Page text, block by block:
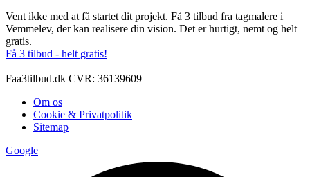
Vent ikke med at få startet dit projekt. Få 3 tilbud fra tagmalere i
Vemmelev, der kan realisere din vision. Det er hurtigt, nemt og helt
gratis.
Få 3 tilbud - helt gratis!
Faa3tilbud.dk CVR: 36139609
Om os
Cookie & Privatpolitik
Sitemap
Google